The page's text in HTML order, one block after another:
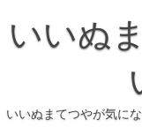
プ
いいぬ
いいぬまてつやが気に